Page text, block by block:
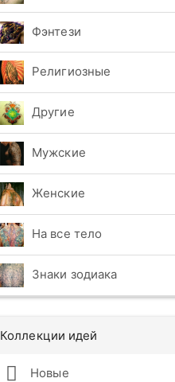
Фэнтези
Религиозные
Другие
Мужские
Женские
На все тело
Знаки зодиака
Коллекции идей
Новые